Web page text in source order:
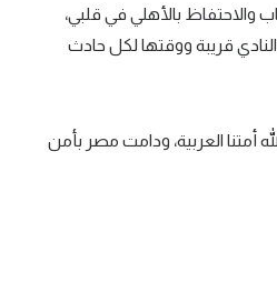
والاحتفاظ بالأهلي في قلبي،
قريبة ووقتها لكل حادث
أمتنا العربية، ودامت مصر بأمن